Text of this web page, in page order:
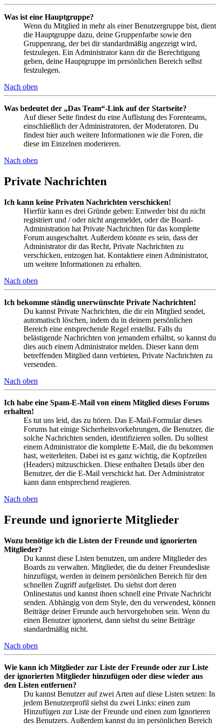
Was ist eine Hauptgruppe?
Wenn du Mitglied in mehr als einer Benutzergruppe bist, dient
die Hauptgruppe dazu, deine Gruppenfarbe sowie den
Gruppenrang, der bei dir standardmäßig angezeigt wird,
festzulegen. Ein Administrator kann dir die Berechtigung
geben, deine Hauptgruppe im persönlichen Bereich selbst
festzulegen.
Nach oben
Was bedeutet der „Das Team“-Link auf der Startseite?
Auf dieser Seite findest du eine Auflistung des Forenteams,
einschließlich der Administratoren, der Moderatoren. Du
findest hier auch weitere Informationen wie die Foren, die
diese im Einzelnen moderieren.
Nach oben
Private Nachrichten
Ich kann keine Privaten Nachrichten verschicken!
Hierfür kann es drei Gründe geben: Entweder bist du nicht
registriert und / oder nicht angemeldet, oder die Board-
Administration hat Private Nachrichten für das komplette
Forum ausgeschaltet. Außerdem könnte es sein, dass der
Administrator dir das Recht, Private Nachrichten zu
verschicken, entzogen hat. Kontaktiere einen Administrator,
um weitere Informationen zu erhalten.
Nach oben
Ich bekomme ständig unerwünschte Private Nachrichten!
Du kannst Private Nachrichten, die dir ein Mitglied sendet,
automatisch löschen, indem du in deinem persönlichen
Bereich eine entsprechende Regel erstellst. Falls du
belästigende Nachrichten von jemandem erhältst, so kannst du
dies auch einem Administrator melden. Dieser kann dem
betreffenden Mitglied dann verbieten, Private Nachrichten zu
versenden.
Nach oben
Ich habe eine Spam-E-Mail von einem Mitglied dieses Forums
erhalten!
Es tut uns leid, das zu hören. Das E-Mail-Formular dieses
Forums hat einige Sicherheitsvorkehrungen, die Benutzer, die
solche Nachrichten senden, identifizieren sollen. Du solltest
einem Administrator die komplette E-Mail, die du bekommen
hast, weiterleiten. Dabei ist es ganz wichtig, die Kopfzeilen
(Headers) mitzuschicken. Diese enthalten Details über den
Benutzer, der die E-Mail verschickt hat. Der Administrator
kann dann entsprechend reagieren.
Nach oben
Freunde und ignorierte Mitglieder
Wozu benötige ich die Listen der Freunde und ignorierten
Mitglieder?
Du kannst diese Listen benutzen, um andere Mitglieder des
Boards zu verwalten. Mitglieder, die du deiner Freundesliste
hinzufügst, werden in deinem persönlichen Bereich für den
schnellen Zugriff aufgelistet. Du siehst dort deren
Onlinestatus und kannst ihnen schnell eine Private Nachricht
senden. Abhängig von dem Style, den du verwendest, können
Beiträge deiner Freunde auch hervorgehoben sein. Wenn du
einen Benutzer ignorierst, dann siehst du seine Beiträge
standardmäßig nicht.
Nach oben
Wie kann ich Mitglieder zur Liste der Freunde oder zur Liste
der ignorierten Mitglieder hinzufügen oder diese wieder aus
den Listen entfernen?
Du kannst Benutzer auf zwei Arten auf diese Listen setzen: In
jedem Benutzerprofil siehst du zwei Links: einen zum
Hinzufügen zur Liste der Freunde und einen zum Ignorieren
des Benutzers. Außerdem kannst du im persönlichen Bereich